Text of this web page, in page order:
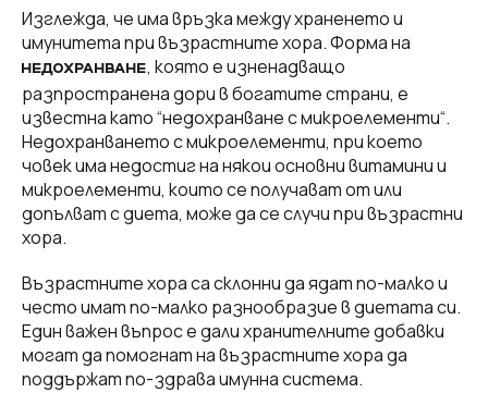
Изглежда, че има връзка между храненето и
имунитета при възрастните хора. Форма на
НЕДОХРАНВАНЕ, която е изненадващо
разпространена дори в богатите страни, е
известна като “недохранване с микроелементи“.
Недохранването с микроелементи, при което
човек има недостиг на някои основни витамини и
микроелементи, които се получават от или
допълват с диета, може да се случи при възрастни
хора.
Възрастните хора са склонни да ядат по-малко и
често имат по-малко разнообразие в диетата си.
Един важен въпрос е дали хранителните добавки
могат да помогнат на възрастните хора да
поддържат по-здрава имунна система.